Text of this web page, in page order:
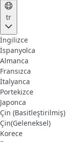
tr
İngilizce
İspanyolca
Almanca
Fransızca
İtalyanca
Portekizce
Japonca
Çin (Basitleştirilmiş)
Çin(Geleneksel)
Korece